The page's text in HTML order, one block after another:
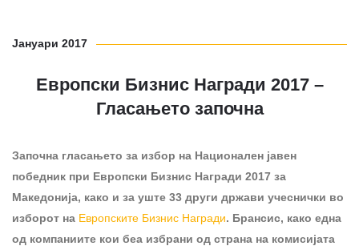
Јануари 2017
Европски Бизнис Награди 2017 –
Гласањето започна
Започна гласањето за избор на Национален јавен
победник при Европски Бизнис Награди 2017 за
Македонија, како и за уште 33 други држави учеснички во
изборот на Европските Бизнис Награди. Брансис, како една
од компаниите кои беа избрани од страна на комисијата